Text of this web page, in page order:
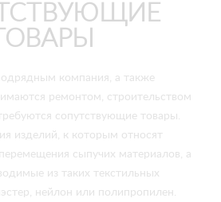
ТОВАРЫ
компания, а также
ремонтом, строительством
сопутствующие товары.
изделий, к которым относят
сыпучих материалов, а
из таких текстильных
нейлон или полипропилен.